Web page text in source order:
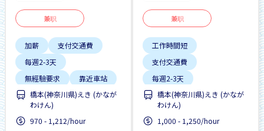
兼职
加薪
支付交通費
每週2-3天
無經驗要求
靠近車站
橋本(神奈川県)えき (かなが
わけん)
970 - 1,212/hour
兼职
工作時間短
支付交通費
每週2-3天
無經驗要求
靠近車站
橋本(神奈川県)えき (かなが
わけん)
1,000 - 1,250/hour